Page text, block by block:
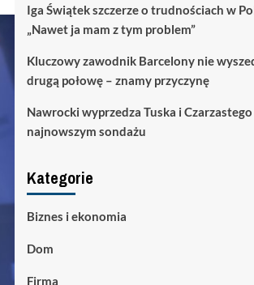
Iga Świątek szczerze o trudnościach w
„Nawet ja mam z tym problem”
Kluczowy zawodnik Barcelony nie
drugą połowę – znamy przyczynę
Nawrocki wyprzedza Tuska i
najnowszym sondażu
Kategorie
Biznes i ekonomia
Dom
Firma